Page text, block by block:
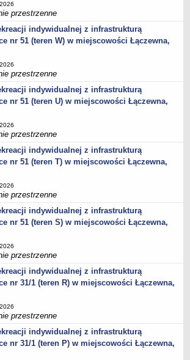
000 PLN
przestrzenne
sprawozdania ochrony środowiska
uwarunkowaniach
BONIEWO
Problemów Społecznych
do świadczenia usług integracji społecznej
usługi integracji społecznej w 2009
przestrzenne
indywidualnej z infrastrukturą
nr 51 (teren W) w miejscowości Łączewna,
przestrzenne
indywidualnej z infrastrukturą
nr 51 (teren U) w miejscowości Łączewna,
przestrzenne
indywidualnej z infrastrukturą
nr 51 (teren T) w miejscowości Łączewna,
przestrzenne
indywidualnej z infrastrukturą
nr 51 (teren S) w miejscowości Łączewna,
przestrzenne
indywidualnej z infrastrukturą
nr 31/1 (teren R) w miejscowości Łączewna,
przestrzenne
indywidualnej z infrastrukturą
nr 31/1 (teren P) w miejscowości Łączewna,